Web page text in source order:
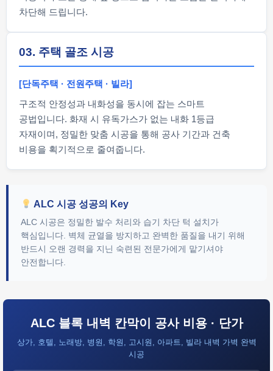
차단해 드립니다.
03. 주택 골조 시공
[단독주택 · 전원주택 · 빌라]
구조적 안정성과 내화성을 동시에 잡는 스마트
공법입니다. 화재 시 유독가스가 없는 내화 1등급
자재이며, 정밀한 맞춤 시공을 통해 공사 기간과 건축
비용을 획기적으로 줄여줍니다.
ALC 시공 성공의 Key
ALC 시공은 정밀한 발수 처리와 습기 차단 턱 설치가
핵심입니다. 벽체 균열을 방지하고 완벽한 품질을 내기 위해
반드시 오랜 경력을 지닌 숙련된 전문가에게 맡기셔야
안전합니다.
ALC 블록 내벽 칸막이 공사 비용 · 단가
상가, 호텔, 노래방, 병원, 학원, 고시원, 아파트, 빌라 내벽 가벽 완벽
시공